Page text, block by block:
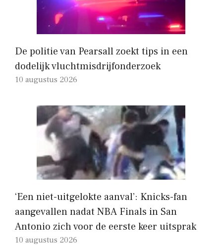
De politie van Pearsall zoekt tips in een
dodelijk vluchtmisdrijfonderzoek
10 augustus 2026
‘Een niet-uitgelokte aanval’: Knicks-fan
aangevallen nadat NBA Finals in San
Antonio zich voor de eerste keer uitsprak
10 augustus 2026